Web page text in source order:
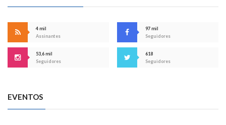
4 mil
Assinantes
97 mil
Seguidores
53,6 mil
Seguidores
618
Seguidores
EVENTOS